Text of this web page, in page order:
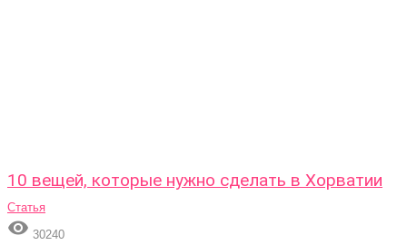
10 вещей, которые нужно сделать в Хорватии
Статья
 30240